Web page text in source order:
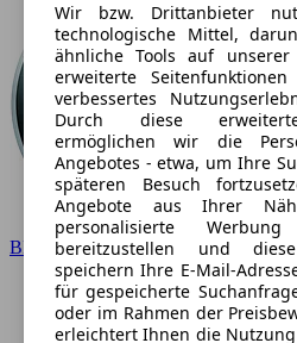
BMW
Wir bzw. Drittanbieter
technologische Mittel,
ähnliche Tools auf
erweiterte
verbessertes
Durch diese
ermöglichen wir die
Angebotes - etwa, um Ihre
späteren Besuch
Angebote aus Ihrer
personalisierte
bereitzustellen und
speichern Ihre E-Mail-
für gespeicherte
oder im Rahmen der
erleichtert Ihnen die